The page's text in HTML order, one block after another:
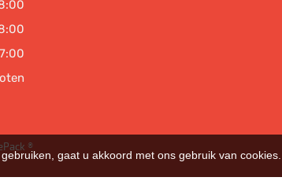
®
gaat u akkoord met ons gebruik van